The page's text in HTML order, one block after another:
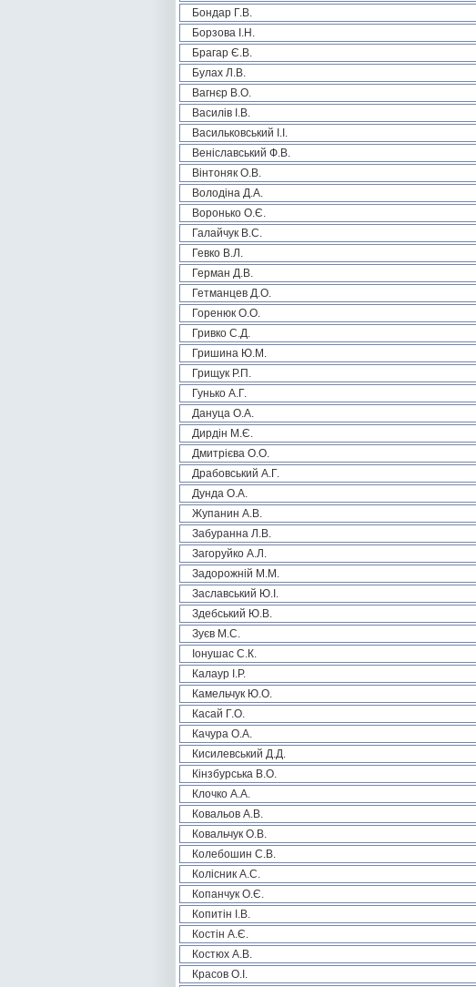
Бондар Г.В.
Борзова І.Н.
Брагар Є.В.
Булах Л.В.
Вагнєр В.О.
Василів І.В.
Васильковський І.І.
Веніславський Ф.В.
Вінтоняк О.В.
Володіна Д.А.
Воронько О.Є.
Галайчук В.С.
Гевко В.Л.
Герман Д.В.
Гетманцев Д.О.
Горенюк О.О.
Гривко С.Д.
Гришина Ю.М.
Грищук Р.П.
Гунько А.Г.
Дануца О.А.
Дирдін М.Є.
Дмитрієва О.О.
Драбовський А.Г.
Дунда О.А.
Жупанин А.В.
Забуранна Л.В.
Загоруйко А.Л.
Задорожній М.М.
Заславський Ю.І.
Здебський Ю.В.
Зуєв М.С.
Іонушас С.К.
Калаур І.Р.
Камельчук Ю.О.
Касай Г.О.
Качура О.А.
Кисилевський Д.Д.
Кінзбурська В.О.
Клочко А.А.
Ковальов А.В.
Ковальчук О.В.
Колебошин С.В.
Колісник А.С.
Копанчук О.Є.
Копитін І.В.
Костін А.Є.
Костюх А.В.
Красов О.І.